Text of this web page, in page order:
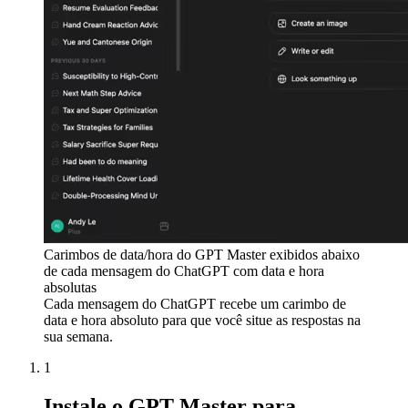
Carimbos de data/hora do GPT Master exibidos abaixo
de cada mensagem do ChatGPT com data e hora
absolutas
Cada mensagem do ChatGPT recebe um carimbo de
data e hora absoluto para que você situe as respostas na
sua semana.
1